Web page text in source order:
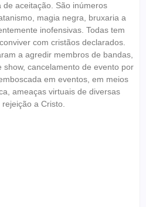
aceitação. São inúmeros
magia negra, bruxaria a
inofensivas. Todas tem
com cristãos declarados.
a agredir membros de bandas,
cancelamento de evento por
em eventos, em meios
ameaças virtuais de diversas
a Cristo.